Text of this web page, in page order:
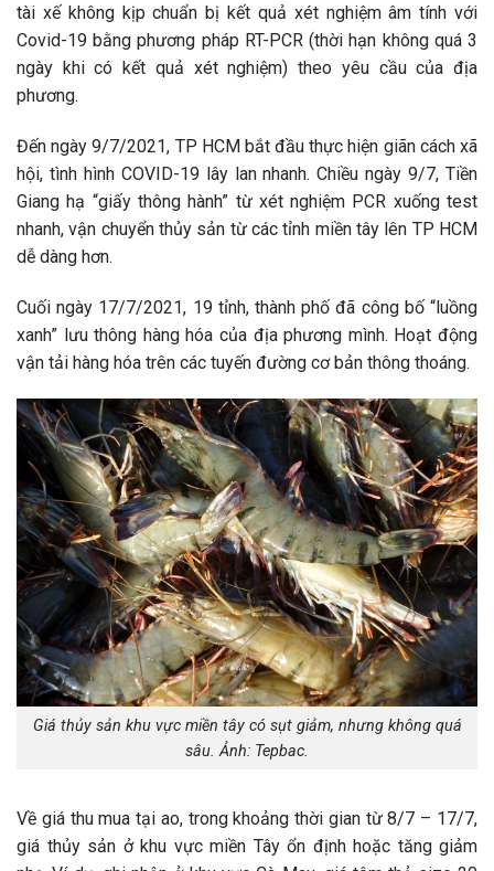
tài xế không kịp chuẩn bị kết quả xét nghiệm âm tính với
Covid-19 bằng phương pháp RT-PCR (thời hạn không quá 3
ngày khi có kết quả xét nghiệm) theo yêu cầu của địa
phương.
Đến ngày 9/7/2021, TP HCM bắt đầu thực hiện giãn cách xã
hội, tình hình COVID-19 lây lan nhanh. Chiều ngày 9/7, Tiền
Giang hạ “giấy thông hành” từ xét nghiệm PCR xuống test
nhanh, vận chuyển thủy sản từ các tỉnh miền tây lên TP HCM
dễ dàng hơn.
Cuối ngày 17/7/2021, 19 tỉnh, thành phố đã công bố “luồng
xanh” lưu thông hàng hóa của địa phương mình. Hoạt động
vận tải hàng hóa trên các tuyến đường cơ bản thông thoáng.
Giá thủy sản khu vực miền tây có sụt giảm, nhưng không quá
sâu. Ảnh: Tepbac.
Về giá thu mua tại ao, trong khoảng thời gian từ 8/7 – 17/7,
giá thủy sản ở khu vực miền Tây ổn định hoặc tăng giảm